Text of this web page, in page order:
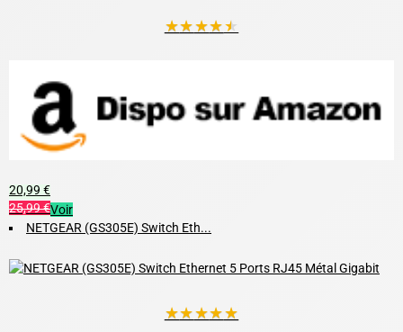
★★★★★
20,99 €
25,99 €Voir
NETGEAR (GS305E) Switch Eth...
★★★★★